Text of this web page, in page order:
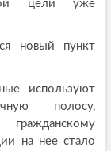
цели уже
новый пункт
используют
полосу,
на нее стало